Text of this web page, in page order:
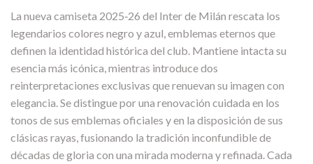
La nueva camiseta 2025‑26 del Inter de Milán rescata los
legendarios colores negro y azul, emblemas eternos que
definen la identidad histórica del club. Mantiene intacta su
esencia más icónica, mientras introduce dos
reinterpretaciones exclusivas que renuevan su imagen con
elegancia. Se distingue por una renovación cuidada en los
tonos de sus emblemas oficiales y en la disposición de sus
clásicas rayas, fusionando la tradición inconfundible de
décadas de gloria con una mirada moderna y refinada. Cada